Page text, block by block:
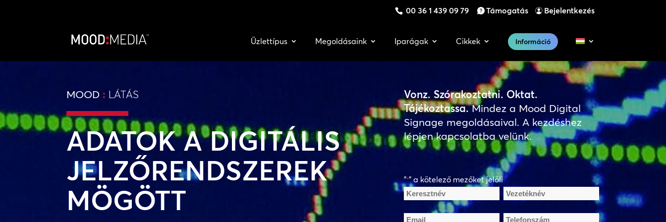
00 36 1 439 09 79 Támogatás Bejelentkezés
Üzlettípus Megoldásaink Iparágak Cikkek Információ
MOOD : LÁTÁS
ADATOK A DIGITÁLIS
JELZŐRENDSZEREK
MÖGÖTT
Vonz. Szórakoztatni. Oktat.
Tájékoztassa.Mindez a Mood Digital
Signage megoldásaival. A kezdéshez
lépjen kapcsolatba velünk.
"*" a kötelező mezőket jelöli
Név
Keresztnév Vezetéknév
Email Telefonszám